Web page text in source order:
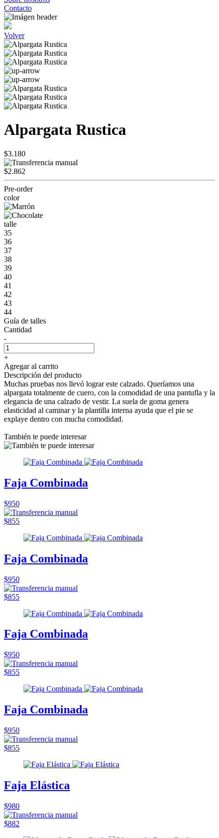
Contacto
Volver
Alpargata Rustica
$3.180
$2.862
Pre-order
color
talle
35
36
37
38
39
40
41
42
43
44
Guía de talles
Cantidad
-
+
Agregar al carrito
Descripción del producto
Muchas pruebas nos llevó lograr este calzado. Queríamos una
alpargata totalmente de cuero, con la comodidad de una pantufla y la
elegancia de una calzado de vestir. La suela de goma genera
elasticidad al caminar y la plantilla interna ayuda que el pie se
explaye dentro con mucha comodidad.
También te puede interesar
Faja Combinada
$950
$855
Faja Combinada
$950
$855
Faja Combinada
$950
$855
Faja Combinada
$950
$855
Faja Elástica
$980
$882